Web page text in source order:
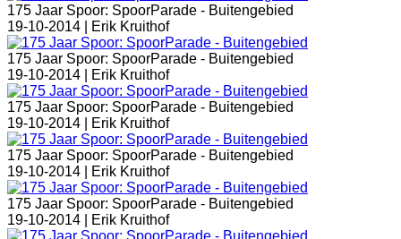
175 Jaar Spoor: SpoorParade - Buitengebied
19-10-2014 |
Erik Kruithof
175 Jaar Spoor: SpoorParade - Buitengebied
19-10-2014 |
Erik Kruithof
175 Jaar Spoor: SpoorParade - Buitengebied
19-10-2014 |
Erik Kruithof
175 Jaar Spoor: SpoorParade - Buitengebied
19-10-2014 |
Erik Kruithof
175 Jaar Spoor: SpoorParade - Buitengebied
19-10-2014 |
Erik Kruithof